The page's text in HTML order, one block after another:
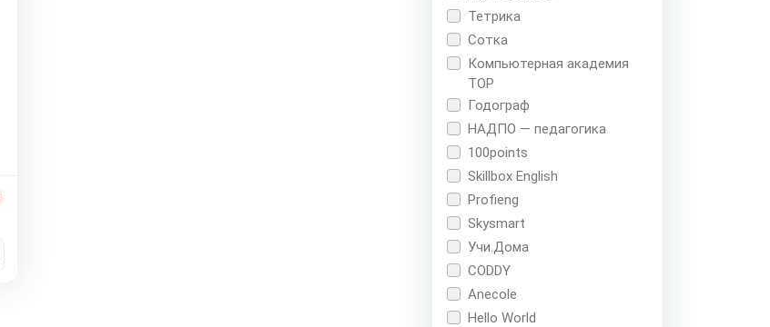
Тетрика
Сотка
Компьютерная академия
TOP
Годограф
НАДПО — педагогика
100points
Skillbox English
Profieng
Skysmart
Учи.Дома
CODDY
Anecole
Hello World